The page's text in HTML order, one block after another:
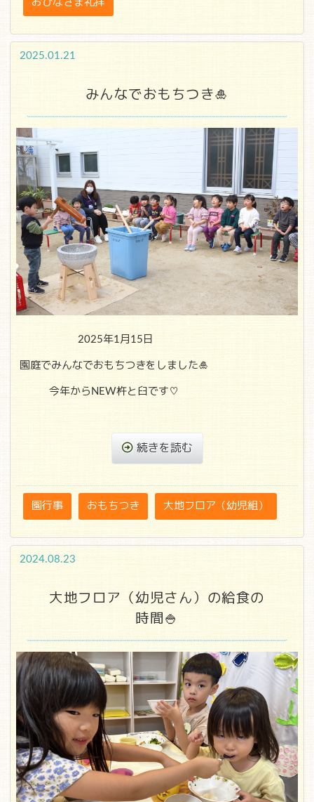
おひなさま礼拝
2025.01.21
みんなでおもちつき🎍
2025年1月15日
園庭でみんなでおもちつきをしました🎍
今年からNEW杵と臼です♡
続きを読む
園行事 おもちつき 大地フロア（幼児組）
2024.08.23
大地フロア（幼児さん）の給食の
時間🍚